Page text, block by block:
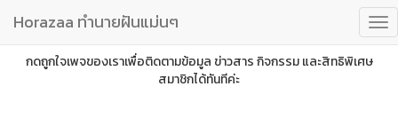
Horazaa ทำนายฝันแม่นๆ
กดถูกใจเพจของเราเพื่อติดตามข้อมูล ข่าวสาร กิจกรรม และสิทธิพิเศษ
สมาชิกได้ทันทีค่ะ